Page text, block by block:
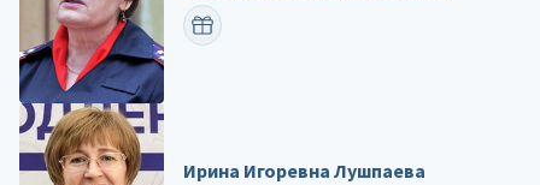
ПОЗДРАВИТЬ
Ирина Игоревна Лушпаева